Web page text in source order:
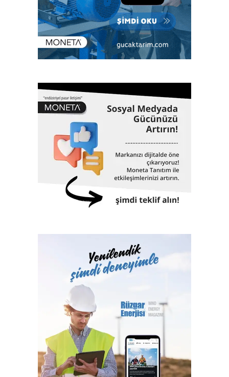
üzere enerjiden imalata, savunma sanayiinden lojistiğe
kadar tüm sektörlerde; klaslama, denetim, kalite yönetim
ve ileri mühendislik gibi birçok alanda hizmet veriyor. Çok
sayıda bilimsel ve teknik konferanslarda yer almanın yanı
sıra aynı zamanda eğitimler veriyor, çok sayıda öğrenciye
3000 adet geminin klaslama hizmetinin yanı sıra, Türkiye
ekonomisinin can damarı olan dünyaya mal olmuş projelere
de imza atıyor. 61 yıllık tarihinde altmış biri aşkın dev proje,
Türk Loydu’nun da imzası ve çalışmalarıyla hayata geçti.
İstanbul Havalimanı, Akkuyu Nükleer Güç Santrali, Yavuz
Sultan Selim Köprüsü, Osman Gazi Köprüsü, 1915
Çanakkale Köprüsü, Yüksek Hızlı Tren, TCG Anadolu
Gemisi, Nene Hatun Sondaj Gemisi, Rize-Artvin Havalimanı,
birçok futbol stadyumu bunlardan sadece birkaçıdır.
Klaslama, yasal sertifikasyon, test, muayene,
Vakfı, fiziki alanlarının yeterliliği ve gelişmeye açık oluşu
ile büyüme yolunda hızla ilerliyor. Türk Loydu, Türkiye’nin
milli kuruluşudur. Yetkisi olan alanlar hemen hemen
Türkiye’nin ekonomisine katkı sağlayan sektörlerin
tamamını içermektedir ve IACS üyeliğimiz ile büyümenin,
gelişmenin ve ülkemize katkı sağlamanın faydası ve gururu
100. yılında Türkiye Cumhuriyeti’nindir.”